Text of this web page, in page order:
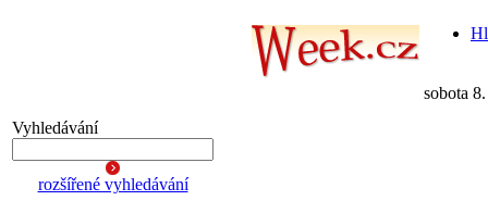
sobota
Vyhledávání
rozšířené vyhledávání